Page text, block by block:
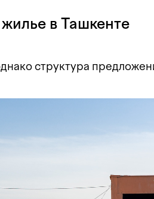
в Ташкенте
структура